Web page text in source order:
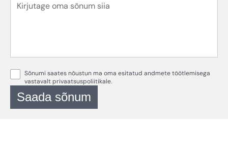
Sõnumi saates nõustun ma oma esitatud andmete töötlemisega
vastavaltprivaatsuspoliitikale.
Saada sõnum